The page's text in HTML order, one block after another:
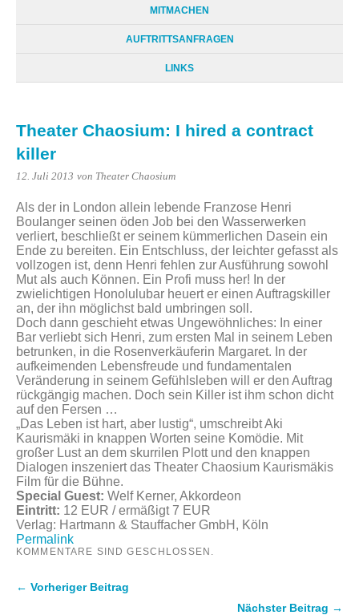
MITMACHEN
AUFTRITTSANFRAGEN
LINKS
Theater Chaosium: I hired a contract
killer
12. Juli 2013 von Theater Chaosium
Als der in London allein lebende Franzose Henri
Boulanger seinen öden Job bei den Wasserwerken
verliert, beschließt er seinem kümmerlichen Dasein ein
Ende zu bereiten. Ein Entschluss, der leichter gefasst als
vollzogen ist, denn Henri fehlen zur Ausführung sowohl
Mut als auch Können. Ein Profi muss her! In der
zwielichtigen Honolulubar heuert er einen Auftragskiller
an, der ihn möglichst bald umbringen soll.
Doch dann geschieht etwas Ungewöhnliches: In einer
Bar verliebt sich Henri, zum ersten Mal in seinem Leben
betrunken, in die Rosenverkäuferin Margaret. In der
aufkeimenden Lebensfreude und fundamentalen
Veränderung in seinem Gefühlsleben will er den Auftrag
rückgängig machen. Doch sein Killer ist ihm schon dicht
auf den Fersen …
„Das Leben ist hart, aber lustig“, umschreibt Aki
Kaurismäki in knappen Worten seine Komödie. Mit
großer Lust an dem skurrilen Plott und den knappen
Dialogen inszeniert das Theater Chaosium Kaurismäkis
Film für die Bühne.
Special Guest: Welf Kerner, Akkordeon
Eintritt: 12 EUR / ermäßigt 7 EUR
Verlag: Hartmann & Stauffacher GmbH, Köln
Permalink
KOMMENTARE SIND GESCHLOSSEN.
← Vorheriger Beitrag
Nächster Beitrag →